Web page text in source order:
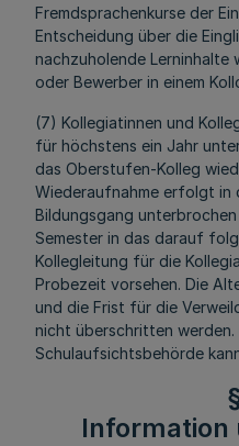
Fremdsprachenkurse der
Entscheidung über die
nachzuholende Lerninhalte
oder Bewerber in einem
(7) Kollegiatinnen und
für höchstens ein Jahr
das Oberstufen-Kolleg
Wiederaufnahme erfolgt in
Bildungsgang
Semester in das darauf
Kollegleitung für die
Probezeit vorsehen. Die
und die Frist für die
nicht überschritten werden.
Schulaufsichtsbehörde
Information